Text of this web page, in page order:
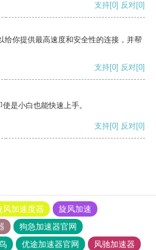
支持[0] 反对[0]
给你提供最高速度和安全性的连接，并帮
支持[0] 反对[0]
是小白也能快速上手。
支持[0] 反对[0]
风加速度器
旋风加速
狗急加速器官网
优途加速器官网
风驰加速器